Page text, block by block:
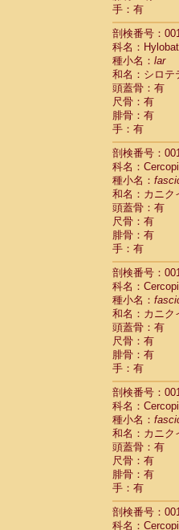
手：有
剖検番号：
科名：
種小名： lar
和名：シロテ
頭蓋骨：有
尺骨：有
腓骨：有
手：有
剖検番号：
科名：
種小名：
和名：カニク
頭蓋骨：有
尺骨：有
腓骨：有
手：有
剖検番号：
科名：
種小名：
和名：カニク
頭蓋骨：有
尺骨：有
腓骨：有
手：有
剖検番号：
科名：
種小名：
和名：カニク
頭蓋骨：有
尺骨：有
腓骨：有
手：有
剖検番号：
科名：